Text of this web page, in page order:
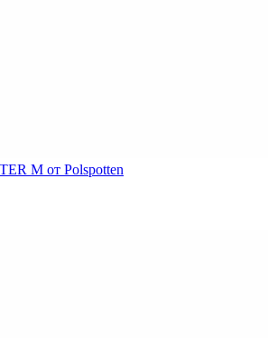
M от Polspotten